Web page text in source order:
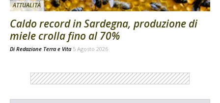
ATTUALITÀ
Caldo record in Sardegna, produzione di
miele crolla fino al 70%
Di Redazione Terra e Vita 5 Agosto 2026